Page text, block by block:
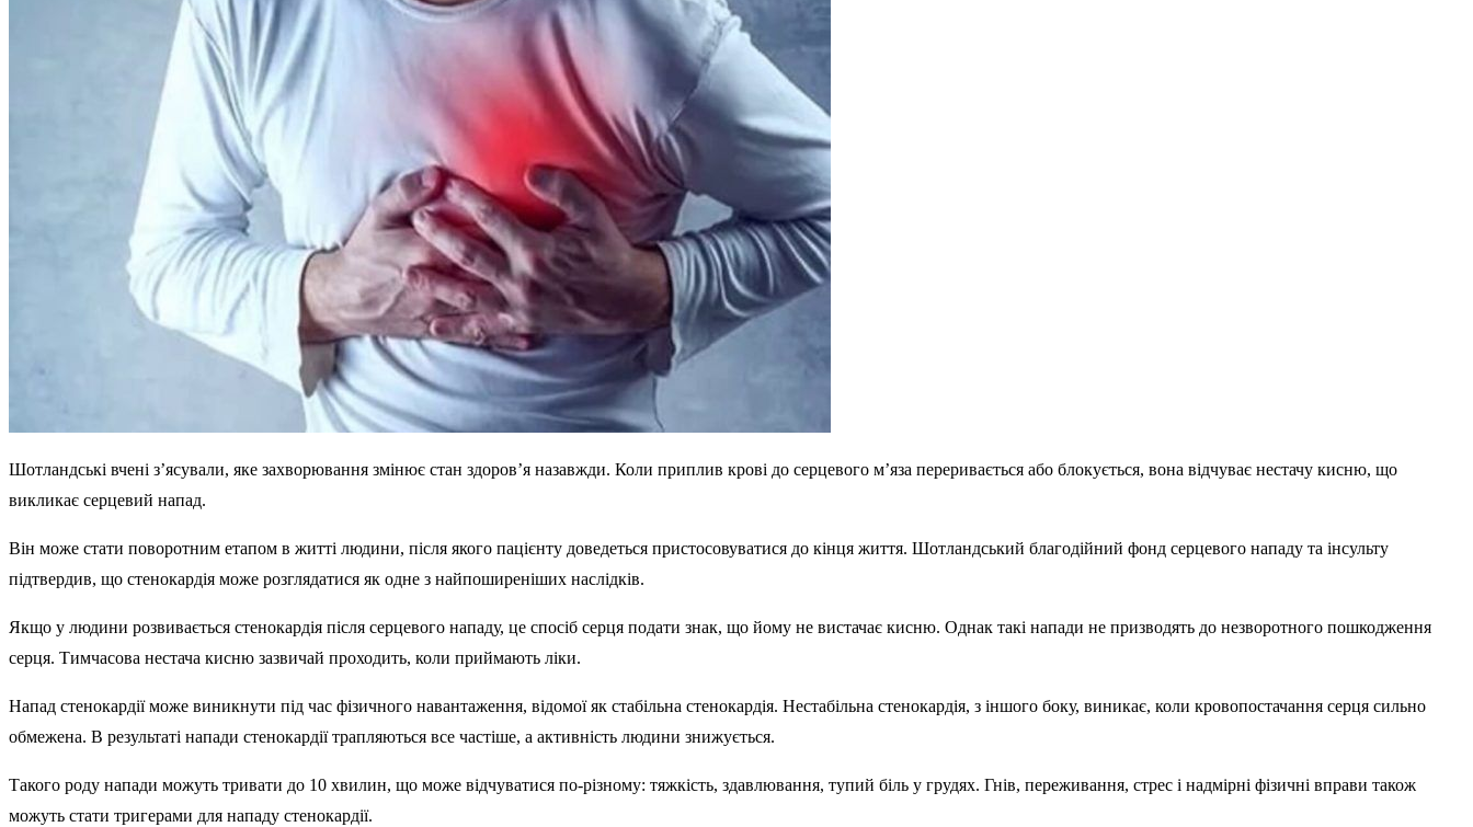
Шотландські вчені з’ясували, яке захворювання змінює стан здоров’я назавжди. Коли приплив крові до серцевого м’яза переривається або блокується, вона відчуває нестачу кисню, що
викликає серцевий напад.
Він може стати поворотним етапом в житті людини, після якого пацієнту доведеться пристосовуватися до кінця життя. Шотландський благодійний фонд серцевого нападу та інсульту
підтвердив, що стенокардія може розглядатися як одне з найпоширеніших наслідків.
Якщо у людини розвивається стенокардія після серцевого нападу, це спосіб серця подати знак, що йому не вистачає кисню. Однак такі напади не призводять до незворотного пошкодження
серця. Тимчасова нестача кисню зазвичай проходить, коли приймають ліки.
Напад стенокардії може виникнути під час фізичного навантаження, відомої як стабільна стенокардія. Нестабільна стенокардія, з іншого боку, виникає, коли кровопостачання серця сильно
обмежена. В результаті напади стенокардії трапляються все частіше, а активність людини знижується.
Такого роду напади можуть тривати до 10 хвилин, що може відчуватися по-різному: тяжкість, здавлювання, тупий біль у грудях. Гнів, переживання, стрес і надмірні фізичні вправи також
можуть стати тригерами для нападу стенокардії.